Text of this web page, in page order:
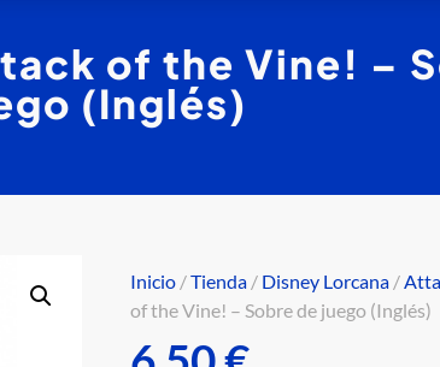
of the Vine! –
(Inglés)
Inicio /Tienda / Disney Lorcana /
of the Vine! – Sobre de juego (Inglés)